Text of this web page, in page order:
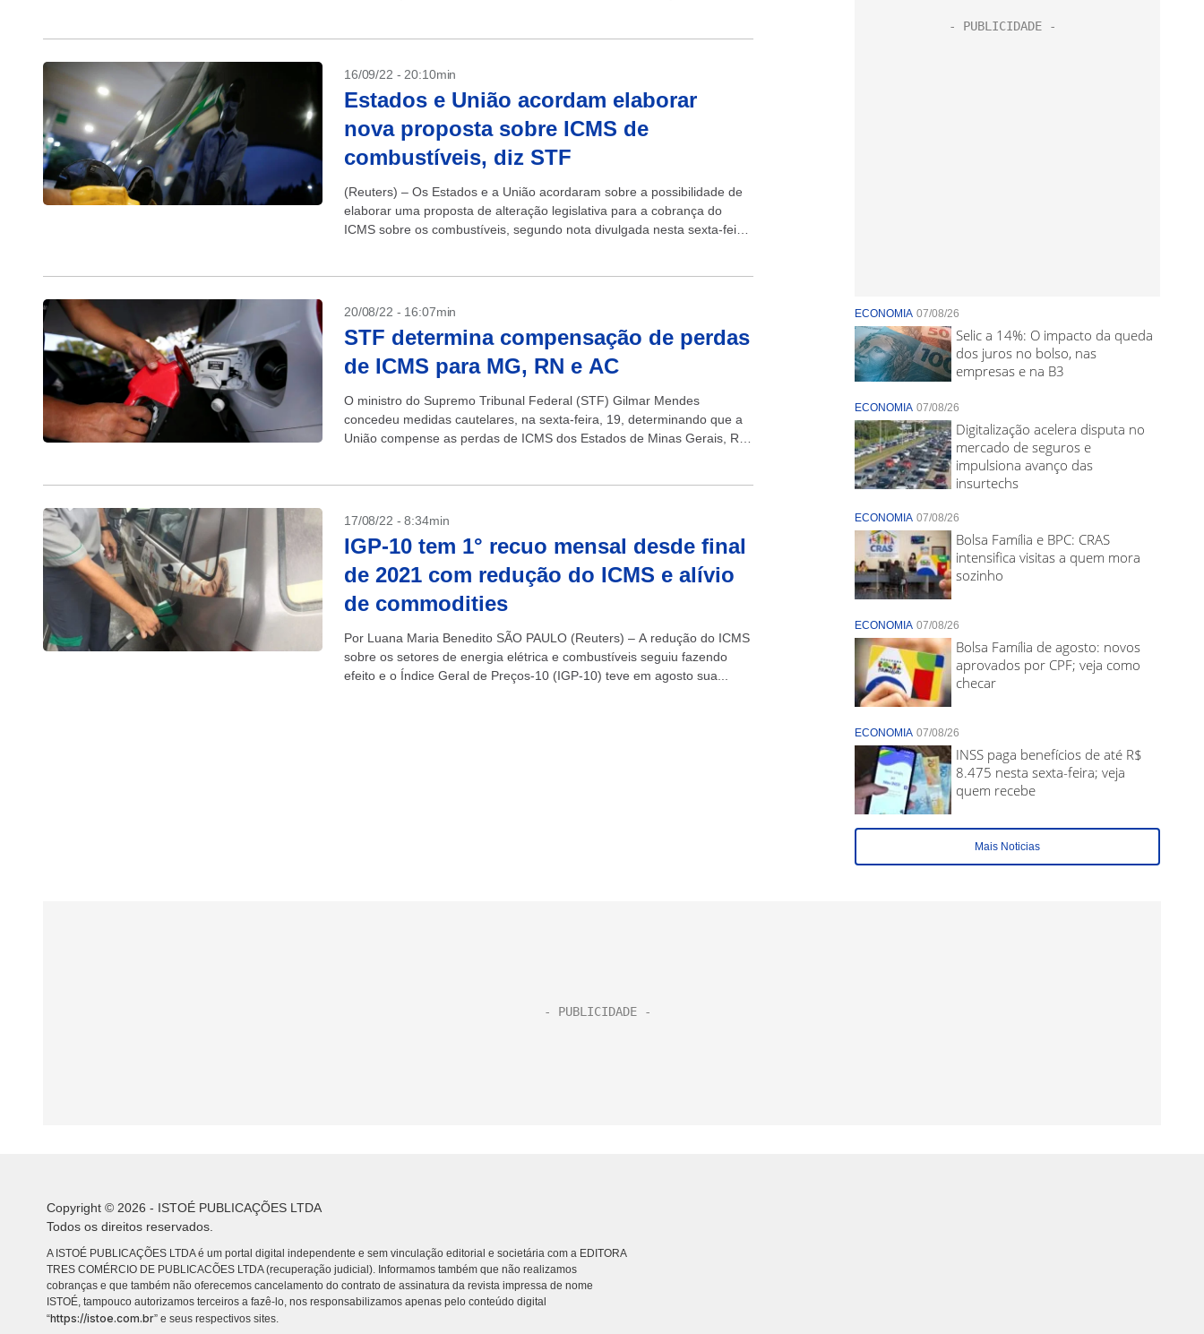
16/09/22 - 20:10min
Estados e União acordam elaborar
nova proposta sobre ICMS de
combustíveis, diz STF
(Reuters) – Os Estados e a União acordaram sobre a possibilidade de
elaborar uma proposta de alteração legislativa para a cobrança do
ICMS sobre os combustíveis, segundo nota divulgada nesta sexta-feira
20/08/22 - 16:07min
STF determina compensação de perdas
de ICMS para MG, RN e AC
O ministro do Supremo Tribunal Federal (STF) Gilmar Mendes
concedeu medidas cautelares, na sexta-feira, 19, determinando que a
União compense as perdas de ICMS dos Estados de Minas Gerais, Rio
17/08/22 - 8:34min
IGP-10 tem 1° recuo mensal desde final
de 2021 com redução do ICMS e alívio
de commodities
Por Luana Maria Benedito SÃO PAULO (Reuters) – A redução do ICMS
sobre os setores de energia elétrica e combustíveis seguiu fazendo
efeito e o Índice Geral de Preços-10 (IGP-10) teve em agosto sua...
ECONOMIA 07/08/26
Selic a 14%: O impacto da queda
dos juros no bolso, nas
empresas e na B3
ECONOMIA 07/08/26
Digitalização acelera disputa no
mercado de seguros e
impulsiona avanço das
insurtechs
ECONOMIA 07/08/26
Bolsa Família e BPC: CRAS
intensifica visitas a quem mora
sozinho
ECONOMIA 07/08/26
Bolsa Família de agosto: novos
aprovados por CPF; veja como
checar
ECONOMIA 07/08/26
INSS paga benefícios de até R$
8.475 nesta sexta-feira; veja
quem recebe
Mais Noticias
Copyright © 2026 - ISTOÉ PUBLICAÇÕES LTDA
Todos os direitos reservados.
A ISTOÉ PUBLICAÇÕES LTDA é um portal digital independente e sem vinculação editorial e societária com a EDITORA
TRES COMÉRCIO DE PUBLICACÕES LTDA (recuperação judicial). Informamos também que não realizamos
cobranças e que também não oferecemos cancelamento do contrato de assinatura da revista impressa de nome
ISTOÉ, tampouco autorizamos terceiros a fazê-lo, nos responsabilizamos apenas pelo conteúdo digital
“https://istoe.com.br” e seus respectivos sites.